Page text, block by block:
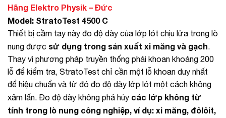
Hãng Elektro Physik – Đức
Model: StratoTest 4500 C
Thiết bị cầm tay này đo độ dày của lớp lót chịu lửa trong lò
nung được sử dụng trong sản xuất xi măng và gạch.
Thay vì phương pháp truyền thống phải khoan khoảng 200
lỗ để kiểm tra, StratoTest chỉ cần một lỗ khoan duy nhất
để hiệu chuẩn và từ đó đo độ dày lớp lót một cách không
xâm lấn. Đo độ dày không phá hủy các lớp không từ
tính trong lò nung công nghiệp, ví dụ: xi măng, đôlôit,